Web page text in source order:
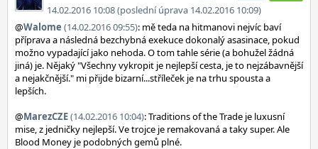
14.02.2016 10:08 (poslední úprava 14.02.2016 10:09)
@Walome (14.02.2016 09:55): mě teda na hitmanovi nejvíc baví
příprava a následná bezchybná exekuce dokonalý asasinace, pokud
možno vypadající jako nehoda. O tom tahle série (a bohužel žádná
jiná) je. Nějaký "Všechny vykropit je nejlepší cesta, je to nejzábavnější
a nejakčnější." mi přijde bizarní...stříleček je na trhu spousta a
lepších.
@MarezCZE(14.02.2016 10:04): Traditions of the Trade je luxusní
mise, z jedničky nejlepší. Ve trojce je remakovaná a taky super. Ale
Blood Money je podobných gemů plné.